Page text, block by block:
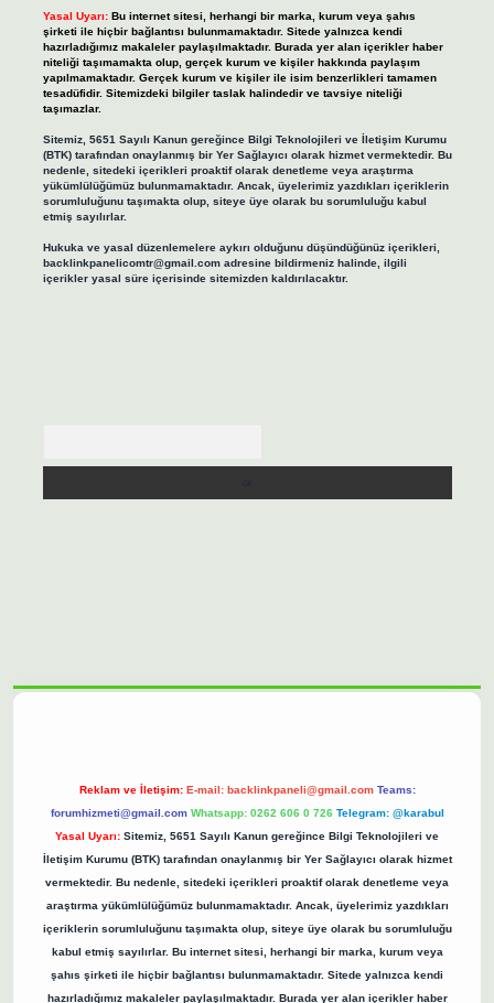
Yasal Uyarı: Bu internet sitesi, herhangi bir marka, kurum veya şahıs
şirketi ile hiçbir bağlantısı bulunmamaktadır. Sitede yalnızca kendi
hazırladığımız makaleler paylaşılmaktadır. Burada yer alan içerikler haber
niteliği taşımamakta olup, gerçek kurum ve kişiler hakkında paylaşım
yapılmamaktadır. Gerçek kurum ve kişiler ile isim benzerlikleri tamamen
tesadüfidir. Sitemizdeki bilgiler taslak halindedir ve tavsiye niteliği
taşımazlar.
Sitemiz, 5651 Sayılı Kanun gereğince Bilgi Teknolojileri ve İletişim Kurumu
(BTK) tarafından onaylanmış bir Yer Sağlayıcı olarak hizmet vermektedir. Bu
nedenle, sitedeki içerikleri proaktif olarak denetleme veya araştırma
yükümlülüğümüz bulunmamaktadır. Ancak, üyelerimiz yazdıkları içeriklerin
sorumluluğunu taşımakta olup, siteye üye olarak bu sorumluluğu kabul
etmiş sayılırlar.
Hukuka ve yasal düzenlemelere aykırı olduğunu düşündüğünüz içerikleri,
backlinkpanelicomtr@gmail.comadresine bildirmeniz halinde, ilgili
içerikler yasal süre içerisinde sitemizden kaldırılacaktır.
Reklam ve İletişim: E-mail: backlinkpaneli@gmail.com Teams:
forumhizmeti@gmail.com Whatsapp: 0262 606 0 726 Telegram: @karabul
Yasal Uyarı: Sitemiz, 5651 Sayılı Kanun gereğince Bilgi Teknolojileri ve
İletişim Kurumu (BTK) tarafından onaylanmış bir Yer Sağlayıcı olarak hizmet
vermektedir. Bu nedenle, sitedeki içerikleri proaktif olarak denetleme veya
araştırma yükümlülüğümüz bulunmamaktadır. Ancak, üyelerimiz yazdıkları
içeriklerin sorumluluğunu taşımakta olup, siteye üye olarak bu sorumluluğu
kabul etmiş sayılırlar. Bu internet sitesi, herhangi bir marka, kurum veya
şahıs şirketi ile hiçbir bağlantısı bulunmamaktadır. Sitede yalnızca kendi
hazırladığımız makaleler paylaşılmaktadır. Burada yer alan içerikler haber